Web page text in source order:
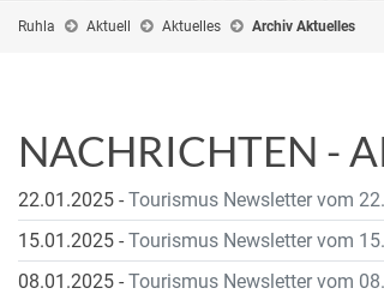
Ruhla Aktuell Aktuelles Archiv Aktuelles
NACHRICHTEN -
22.01.2025 - Tourismus Newsletter vom
15.01.2025 - Tourismus Newsletter vom
08.01.2025 - Tourismus Newsletter vom